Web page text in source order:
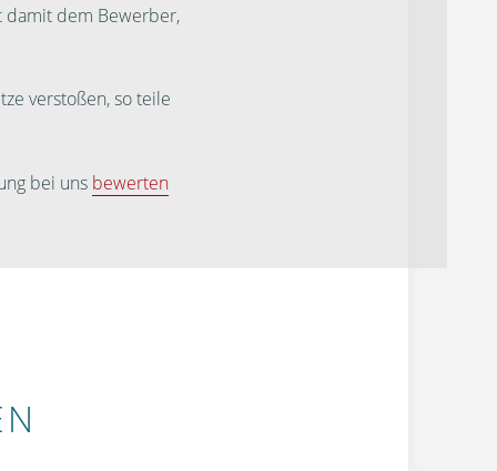
damit dem Bewerber,
verstoßen, so teile
bei uns bewerten